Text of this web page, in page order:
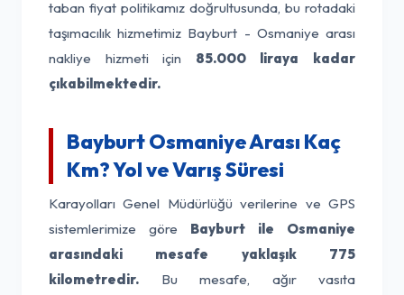
taban fiyat politikamız doğrultusunda, bu rotadaki
taşımacılık hizmetimiz Bayburt - Osmaniye arası
nakliye hizmeti için 85.000 liraya kadar
çıkabilmektedir.
Bayburt Osmaniye Arası Kaç
Km? Yol ve Varış Süresi
Karayolları Genel Müdürlüğü verilerine ve GPS
sistemlerimize göre Bayburt ile Osmaniye
arasındaki mesafe yaklaşık 775
kilometredir. Bu mesafe, ağır vasıta